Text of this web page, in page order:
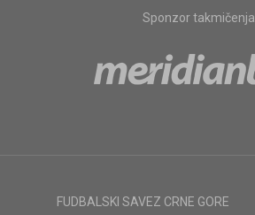
Sponzor takmičenja
FUDBALSKI SAVEZ CRNE GORE